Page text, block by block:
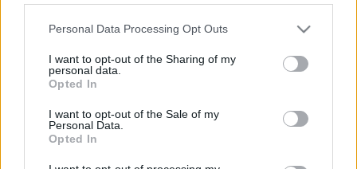
Please note that this website/app uses one or more Google
not limited to your visit or usage behaviour. You may click to
grant or deny consent to Google and its third-party tags to
use your data for below specified purposes in below Google
consent section.
Personal Data Processing Opt Outs
I want to opt-out of the Sharing of my
personal data.
Opted In
I want to opt-out of the Sale of my
Personal Data.
Opted In
Szakirányú továbbképzésekkel segíti
a Gál Ferenc Egyetem
szúnyoginvázió elkerülésében